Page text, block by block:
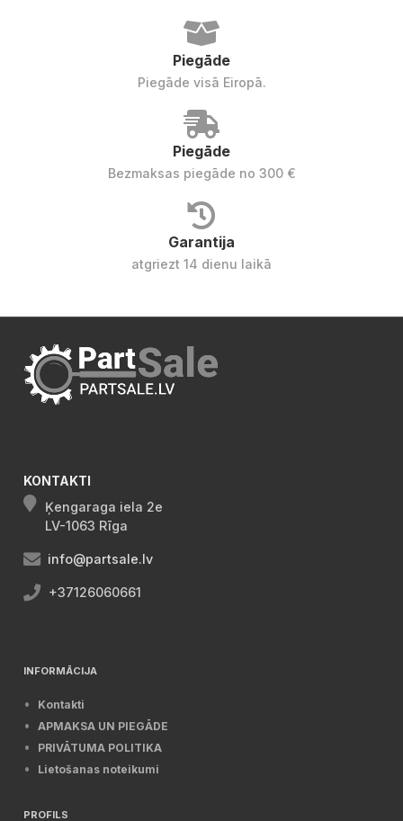
Piegāde
Piegāde visā Eiropā.
Piegāde
Bezmaksas piegāde no 300 €
Garantija
atgriezt 14 dienu laikā
KONTAKTI
Ķengaraga iela 2e
LV-1063 Rīga
info@partsale.lv
+37126060661
INFORMĀCIJA
Kontakti
APMAKSA UN PIEGĀDE
PRIVĀTUMA POLITIKA
Lietošanas noteikumi
PROFILS